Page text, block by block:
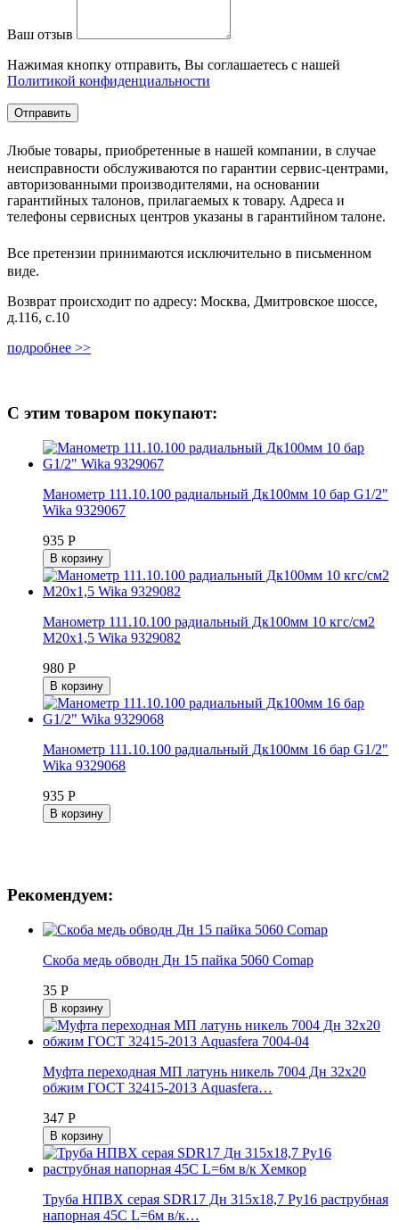
Ваш отзыв
Нажимая кнопку отправить, Вы соглашаетесь с нашей
Политикой конфиденциальности
Любые товары, приобретенные в нашей компании, в случае
неисправности обслуживаются по гарантии сервис-центрами,
авторизованными производителями, на основании
гарантийных талонов, прилагаемых к товару. Адреса и
телефоны сервисных центров указаны в гарантийном талоне.
Все претензии принимаются исключительно в письменном
виде.
Возврат происходит по адресу: Москва, Дмитровское шоссе,
д.116, с.10
подробнее >>
С этим товаром покупают:
Манометр 111.10.100 радиальный Дк100мм 10 бар G1/2"
Wika 9329067
935 Р
В корзину
Манометр 111.10.100 радиальный Дк100мм 10 кгс/см2
М20х1,5 Wika 9329082
980 Р
В корзину
Манометр 111.10.100 радиальный Дк100мм 16 бар G1/2"
Wika 9329068
935 Р
В корзину
Рекомендуем:
Скоба медь обводн Дн 15 пайка 5060 Comap
35 Р
В корзину
Муфта переходная МП латунь никель 7004 Дн 32х20
обжим ГОСТ 32415-2013 Aquasfera…
347 Р
В корзину
Труба НПВХ серая SDR17 Дн 315х18,7 Ру16 раструбная
напорная 45С L=6м в/к…